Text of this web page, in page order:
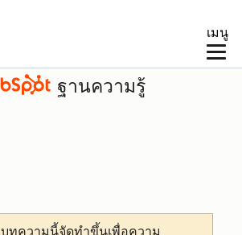
เมนู
ฐานความรู้
บทความนี้จัดทำขึ้นเพื่อความ